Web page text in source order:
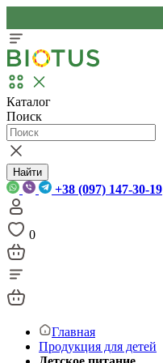
Каталог
Поиск
Найти
+38 (097) 147-30-19
0
Главная
Продукция для детей